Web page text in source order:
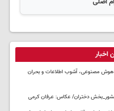
اخبار
هوش مصنوعی، آشوب اطلاعات و بحران
کشور_بخش دختران/ عکاس: عرفان کرمی